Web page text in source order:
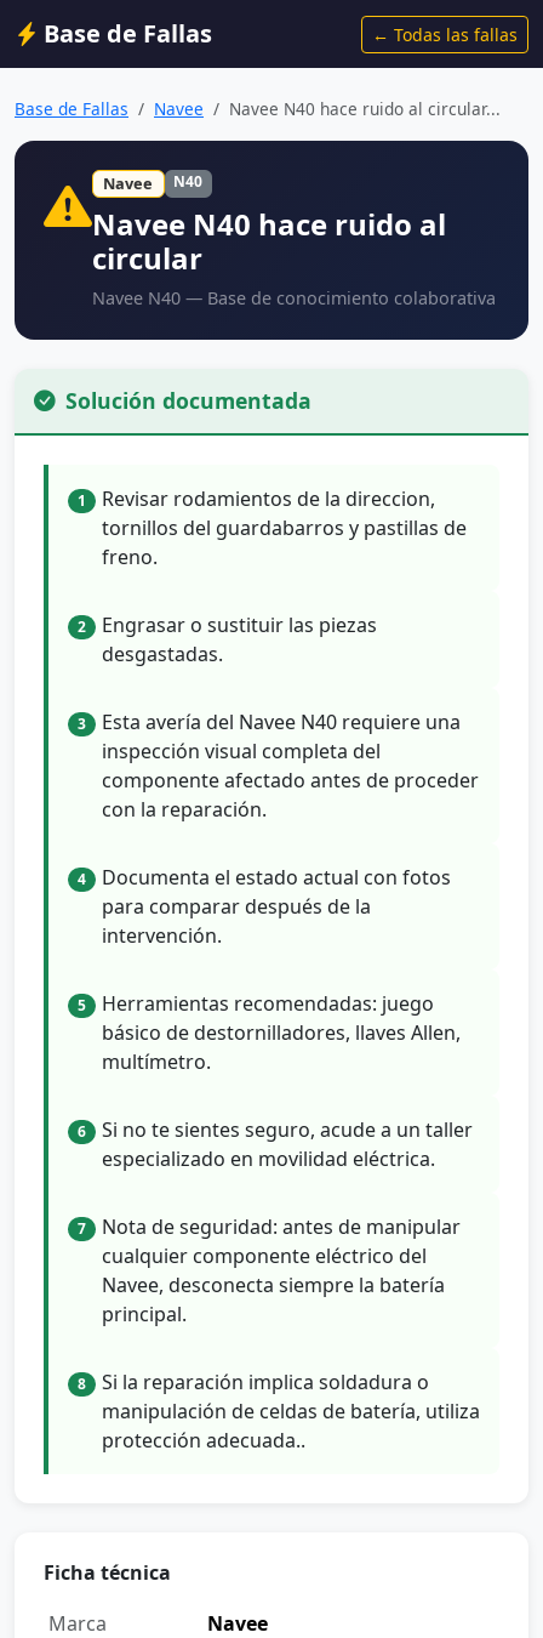
Base de Fallas ← Todas las fallas
Base de Fallas Navee Navee N40 hace ruido al circular...
Navee N40
Navee N40 hace ruido al
circular
Navee N40 — Base de conocimiento colaborativa
Solución documentada
1
Revisar rodamientos de la direccion,
tornillos del guardabarros y pastillas de
freno.
2
Engrasar o sustituir las piezas
desgastadas.
3
Esta avería del Navee N40 requiere una
inspección visual completa del
componente afectado antes de proceder
con la reparación.
4
Documenta el estado actual con fotos
para comparar después de la
intervención.
5
Herramientas recomendadas: juego
básico de destornilladores, llaves Allen,
multímetro.
6
Si no te sientes seguro, acude a un taller
especializado en movilidad eléctrica.
7
Nota de seguridad: antes de manipular
cualquier componente eléctrico del
Navee, desconecta siempre la batería
principal.
8
Si la reparación implica soldadura o
manipulación de celdas de batería, utiliza
protección adecuada..
Ficha técnica
Marca
Navee